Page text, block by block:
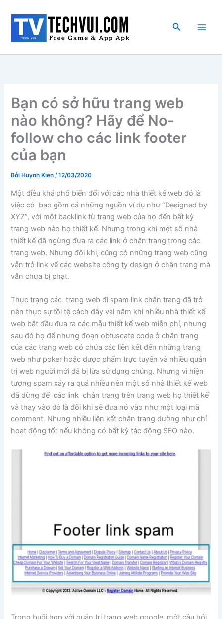
dung
Tìm
Bạn có sở hữu trang web
nào không? Hãy để No-
follow cho các link footer
của bạn
Bởi Huynh Kien/12/03/2020
Một điều khá phổ biến đối với các nhà thiết kế web đó là
việc có bao gồm cả những nguồn ví dụ như “Designed by
XYZ”, với một backlink từ trang web của họ đến bất kỳ
trang web nào họ thiết kế. Nhưng trong khi một số nhà
thiết kế đã ngừng đưa ra các link ở chân trang trong các
trang web. Nhưng đôi khi, cũng có những trang web cũng
vẫn trỏ link vể các website công ty design ở chân trang mà
vẫn chưa bị phạt.
Thực trạng các trang web đi spam link chân trang đã trở
nên thực sự tồi tệ cách đây vài năm khi nhiều nhà thiết kế
web bắt đầu đưa ra các mẫu thiết kế web miễn phí, nhưng
sau đó họ để nhưng đoạn obfuscate code ở chân trang
của các trang web có chứa các liên kết đến những trang
web như poker hoặc dược phẩm trực tuyến và nhiều quản
trị web người mới đã bị lừa sử dụng chúng. Nhưng vì hiện
tượng spam xảy ra quá nhiều nên một số nhà thiết kế web
đã dừng để các link chân trang trên trang web họ thiết kế
và thay vào đó là đôi khi sẽ đưa nó vào như một loại mã
comment. Nhưng nhiều liên kết chân trang dường như chỉ
hoạt động tốt nếu không có bất kỳ tác động SEO nào.
Trong buổi họp với quản trị trang web google, một câu hỏi